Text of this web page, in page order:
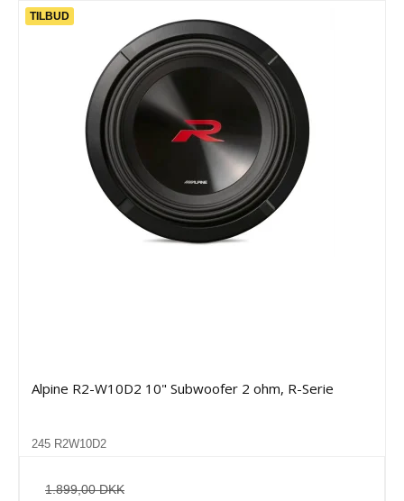
TILBUD
Alpine R2-W10D2 10" Subwoofer 2 ohm, R-Serie
245 R2W10D2
1.899,00 DKK